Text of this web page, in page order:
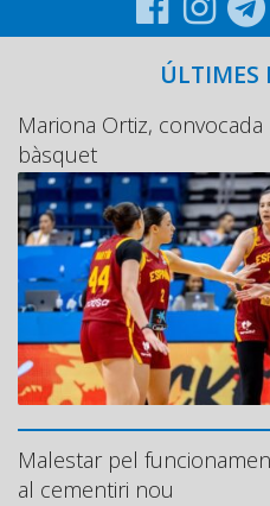
ÚLTIMES
Mariona Ortiz,
bàsquet
Malestar pel
al cementiri nou